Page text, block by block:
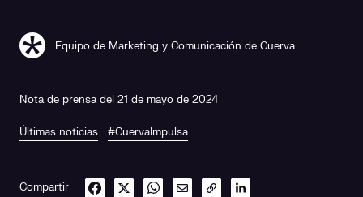
Equipo de Marketing y Comunicación de Cuerva
Nota de prensa del 21 de mayo de 2024
Últimas noticias #CuervaImpulsa
Compartir